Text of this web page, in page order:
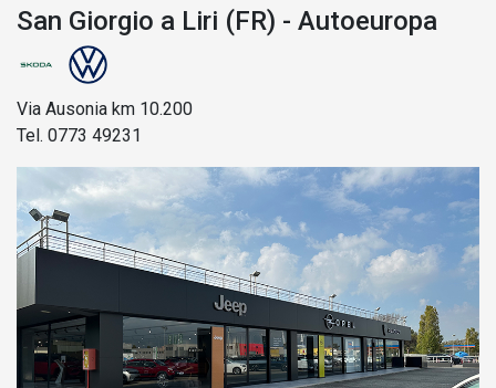
San Giorgio a Liri (FR) - Autoeuropa
Via Ausonia km 10.200
Tel. 0773 49231